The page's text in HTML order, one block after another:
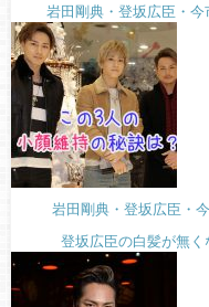
岩田剛典・登坂広臣・今
岩田剛典・登坂広臣・
登坂広臣の白髪が無く